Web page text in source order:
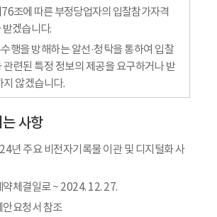
조에 따른 부정당업자의 입찰참가자격
받겠습니다.
행을 방해하는 알선·청탁을 통하여 입찰
관련된 특정 정보의 제공을 요구하거나 받
지 않겠습니다.
사항
년 주요 비전자기록물 이관 및 디지털화 사
약체결일로 ~ 2024. 12. 27.
안요청서 참조